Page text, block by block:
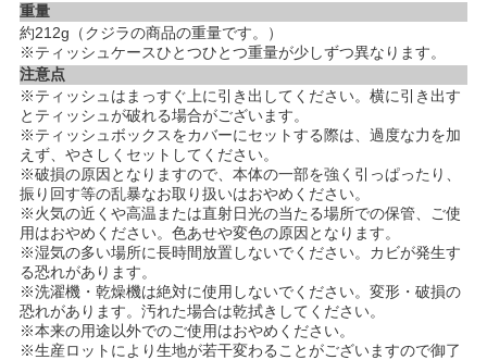
重量
約212g（クジラの商品の重量です。）
※ティッシュケースひとつひとつ重量が少しずつ異なります。
注意点
※ティッシュはまっすぐ上に引き出してください。横に引き出す
とティッシュが破れる場合がございます。
※ティッシュボックスをカバーにセットする際は、過度な力を加
えず、やさしくセットしてください。
※破損の原因となりますので、本体の一部を強く引っぱったり、
振り回す等の乱暴なお取り扱いはおやめください。
※火気の近くや高温または直射日光の当たる場所での保管、ご使
用はおやめください。色あせや変色の原因となります。
※湿気の多い場所に長時間放置しないでください。カビが発生す
る恐れがあります。
※洗濯機・乾燥機は絶対に使用しないでください。変形・破損の
恐れがあります。汚れた場合は乾拭きしてください。
※本来の用途以外でのご使用はおやめください。
※生産ロットにより生地が若干変わることがございますので御了